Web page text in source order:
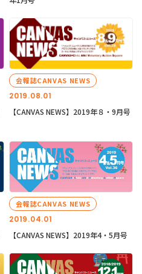
2019.08.01
会報誌CANVAS NEWS
【CANVAS NEWS】2019年８・9月号
2019.04.01
会報誌CANVAS NEWS
【CANVAS NEWS】2019年4・5月号